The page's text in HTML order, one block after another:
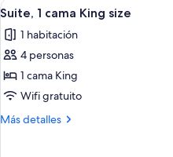
Queen
Abrir
todas
las
fotos
de
Suite,
1
8
Suite, 1 cama King size
1 habitación
4 personas
1 cama King
Wifi gratuito
Más detalles
Más